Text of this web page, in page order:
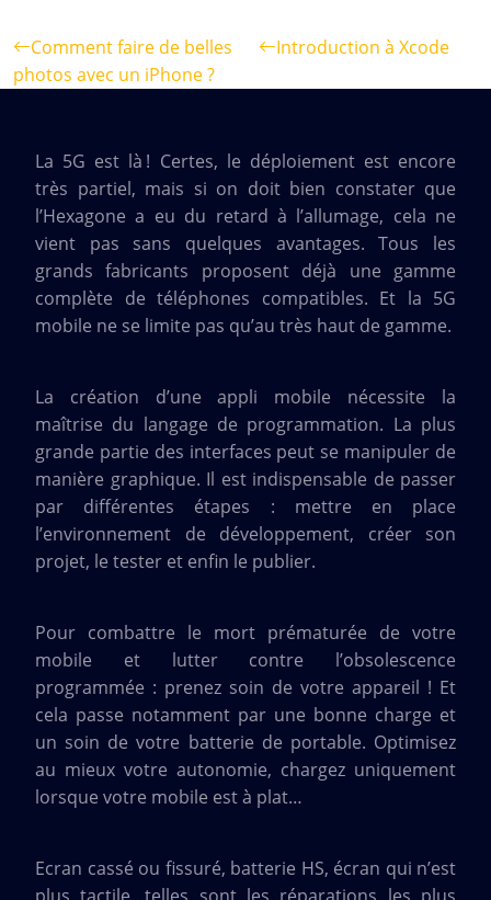
Comment faire de belles
photos avec un iPhone ?
Introduction à Xcode
La 5G est là ! Certes, le déploiement est encore
très partiel, mais si on doit bien constater que
l’Hexagone a eu du retard à l’allumage, cela ne
vient pas sans quelques avantages. Tous les
grands fabricants proposent déjà une gamme
complète de téléphones compatibles. Et la 5G
mobile ne se limite pas qu’au très haut de gamme.
La création d’une appli mobile nécessite la
maîtrise du langage de programmation. La plus
grande partie des interfaces peut se manipuler de
manière graphique. Il est indispensable de passer
par différentes étapes : mettre en place
l’environnement de développement, créer son
projet, le tester et enfin le publier.
Pour combattre le mort prématurée de votre
mobile et lutter contre l’obsolescence
programmée : prenez soin de votre appareil ! Et
cela passe notamment par une bonne charge et
un soin de votre batterie de portable. Optimisez
au mieux votre autonomie, chargez uniquement
lorsque votre mobile est à plat…
Ecran cassé ou fissuré, batterie HS, écran qui n’est